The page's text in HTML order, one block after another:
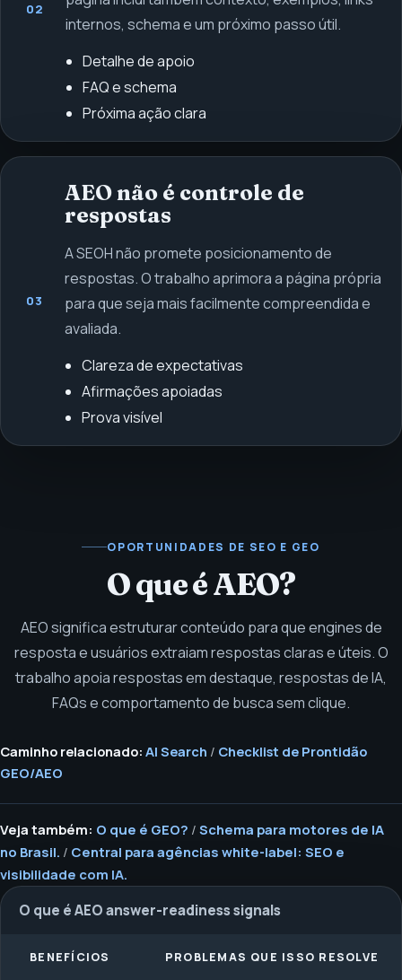
02
internos, schema e um próximo passo útil.
Detalhe de apoio
FAQ e schema
Próxima ação clara
03
AEO não é controle de
respostas
A SEOH não promete posicionamento de
respostas. O trabalho aprimora a página própria
para que seja mais facilmente compreendida e
avaliada.
Clareza de expectativas
Afirmações apoiadas
Prova visível
OPORTUNIDADES DE SEO E GEO
O que é AEO?
AEO significa estruturar conteúdo para que engines de
resposta e usuários extraiam respostas claras e úteis. O
trabalho apoia respostas em destaque, respostas de IA,
FAQs e comportamento de busca sem clique.
Caminho relacionado: AI Search / Checklist de Prontidão
GEO/AEO
Veja também: O que é GEO? / Schema para motores de IA
no Brasil. / Central para agências white-label: SEO e
visibilidade com IA.
O que é AEO answer-readiness signals
BENEFÍCIOS PROBLEMAS QUE ISSO RESOLVE